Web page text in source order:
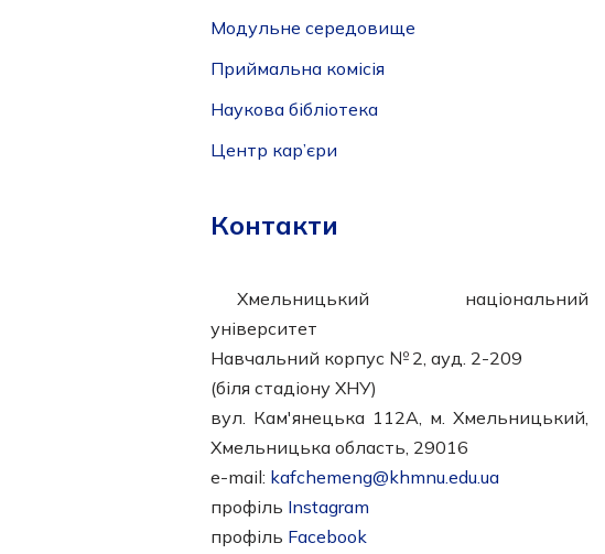
Модульне середовище
Приймальна комісія
Наукова бібліотека
Центр кар’єри
Контакти
Хмельницький національний
університет
Навчальний корпус № 2, ауд. 2-209
(біля стадіону ХНУ)
вул. Кам'янецька 112А, м. Хмельницький,
Хмельницька область, 29016
e-mail: kafchemeng@khmnu.edu.ua
профіль Instagram
профіль Facebook